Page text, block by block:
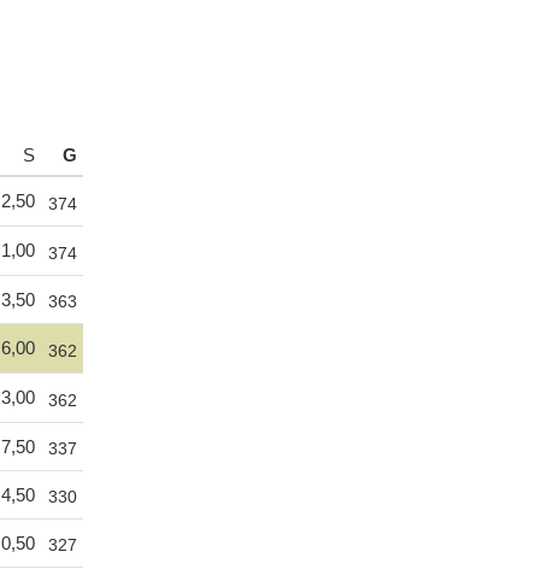
S G
2,50 374
1,00 374
3,50 363
6,00 362
3,00 362
7,50 337
4,50 330
0,50 327